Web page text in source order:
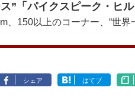
”「パイクスピーク・ヒ
、150以上のコーナー、“世界
シェア はてブ